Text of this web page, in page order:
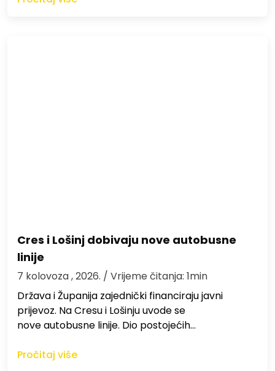
Cres i Lošinj dobivaju nove autobusne
linije
7 kolovoza , 2026. / Vrijeme čitanja: 1min
Država i Županija zajednički financiraju javni
prijevoz. Na Cresu i Lošinju uvode se
nove autobusne linije. Dio postojećih…
Pročitaj više